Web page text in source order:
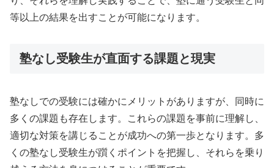
等以上の結果を出すことが可能になります。
塾なし受験生が直面する課題と現実
塾なしでの受験には確かにメリットがありますが、同時に
多くの課題も存在します。これらの課題を事前に理解し、
適切な対策を講じることが成功への第一歩となります。多
くの塾なし受験生が躓くポイントを把握し、それらを乗り